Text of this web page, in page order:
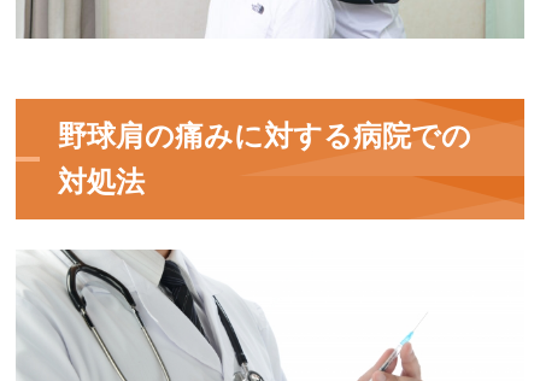
野球肩の痛みに対する病院での
対処法